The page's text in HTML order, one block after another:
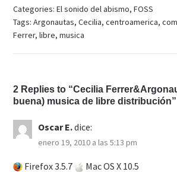
Categories:El sonido del abismo,FOSS
Tags:Argonautas,Cecilia,centroamerica,
Ferrer,libre,musica
2 Replies to “Cecilia
buena) musica de libre distribución”
Oscar E.dice:
enero 19, 2010 a las 5:13 pm
Firefox 3.5.7 Mac OS X 10.5